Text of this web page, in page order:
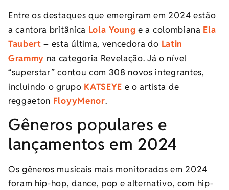
Entre os destaques que emergiram em 2024 estão
a cantora britânica Lola Young e a colombiana Ela
Taubert – esta última, vencedora do Latin
Grammy na categoria Revelação. Já o nível
“superstar” contou com 308 novos integrantes,
incluindo o grupo KATSEYE e o artista de
reggaeton FloyyMenor.
Gêneros populares e
lançamentos em 2024
Os gêneros musicais mais monitorados em 2024
foram hip-hop, dance, pop e alternativo, com hip-